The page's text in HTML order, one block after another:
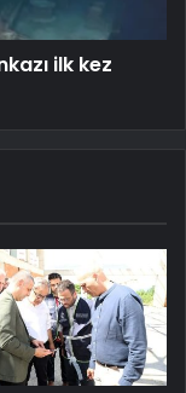
ilk kez